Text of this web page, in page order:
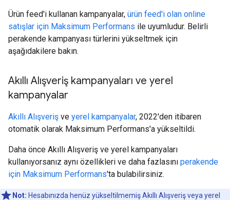
Ürün feed'i kullanan kampanyalar, ürün feed'i olan online
satışlar için Maksimum Performans ile uyumludur. Belirli
perakende kampanyası türlerini yükseltmek için
aşağıdakilere bakın.
Akıllı Alışveriş kampanyaları ve yerel
kampanyalar
Akıllı Alışveriş ve yerel kampanyalar, 2022'den itibaren
otomatik olarak Maksimum Performans'a yükseltildi.
Daha önce Akıllı Alışveriş ve yerel kampanyaları
kullanıyorsanız aynı özellikleri ve daha fazlasını perakende
için Maksimum Performans'ta bulabilirsiniz.
Not: Hesabınızda henüz yükseltilmemiş Akıllı Alışveriş veya yerel